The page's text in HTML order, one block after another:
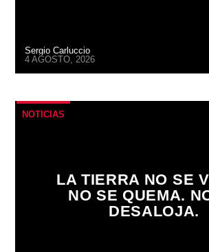
Sergio Carluccio
4 AGOSTO, 2026
NOTICIAS
LA TIERRA NO SE
NO SE QUEMA.
DESALOJA.